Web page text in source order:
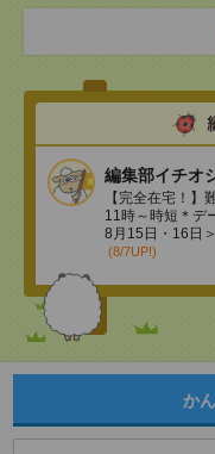
編集部イチオ
【完全在宅！】
11時～時短＊デ
8月15日・16日
(8/7UP!)
か